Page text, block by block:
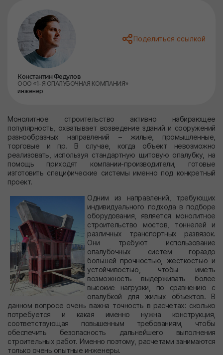
Константин Федулов
ООО «1-Я ОПАЛУБОЧНАЯ КОМПАНИЯ»
инженер
Поделиться ссылкой
Монолитное строительство активно набирающее
популярность, охватывает возведение зданий и сооружений
разнообразных направлений – жилые, промышленные,
торговые и пр. В случае, когда объект невозможно
реализовать, используя стандартную щитовую опалубку, на
помощь приходят компании-производители, готовые
изготовить специфические системы именно под конкретный
проект.
Одним из направлений, требующих
индивидуального подхода в подборе
оборудования, является монолитное
строительство мостов, тоннелей и
различных транспортных развязок.
Они требуют использование
опалубочных систем гораздо
большей прочностью, жесткостью и
устойчивостью, чтобы иметь
возможность выдерживать более
высокие нагрузки, по сравнению с
опалубкой для жилых объектов. В
данном вопросе очень важна точность в расчетах: сколько
потребуется и какая именно нужна конструкция,
соответствующая повышенным требованиям, чтобы
обеспечить безопасность дальнейшего выполнения
строительных работ. Именно поэтому, расчетами занимаются
только очень опытные инженеры.